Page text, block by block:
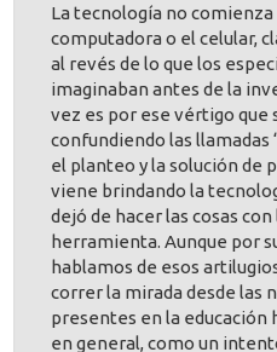
La tecnología no
computadora o el celular,
al revés de lo que los
imaginaban antes de la
vez es por ese vértigo que
confundiendo las llamadas
el planteo y la solución de
viene brindando la
dejó de hacer las cosas
herramienta. Aunque por
hablamos de esos
correr la mirada desde las
presentes en la educación
en general, como un